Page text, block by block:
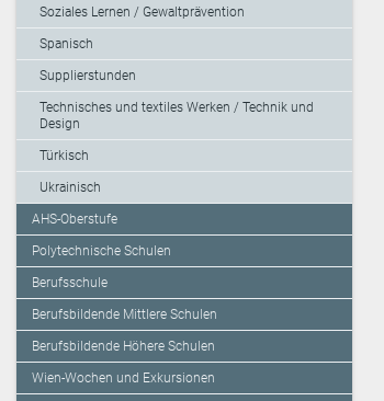
Soziales Lernen / Gewaltprävention
Spanisch
Supplierstunden
Technisches und textiles Werken / Technik und
Design
Türkisch
Ukrainisch
AHS-Oberstufe
Polytechnische Schulen
Berufsschule
Berufsbildende Mittlere Schulen
Berufsbildende Höhere Schulen
Wien-Wochen und Exkursionen